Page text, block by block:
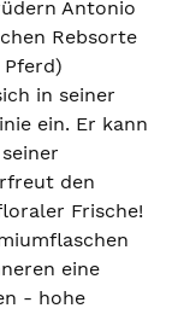
Antonio
Rebsorte
in seiner
ein. Er kann
den
Frische!
eine
- hohe